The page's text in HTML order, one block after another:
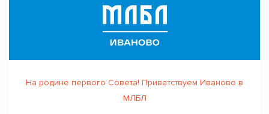
На родине первого Совета! Приветствуем Иваново в
МЛБЛ